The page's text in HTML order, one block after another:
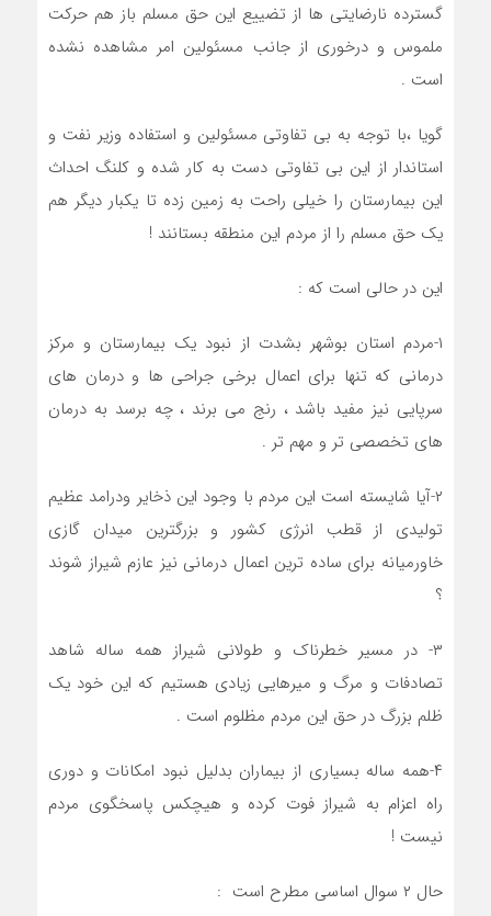
گسترده نارضایتی ها از تضییع این حق مسلم باز هم حرکت
ملموس و درخوری از جانب مسئولین امر مشاهده نشده
است .
گویا ،با توجه به بی تفاوتی مسئولین و استفاده وزیر نفت و
استاندار از این بی تفاوتی دست به کار شده و کلنگ احداث
این بیمارستان را خیلی راحت به زمین زده تا یکبار دیگر هم
یک حق مسلم را از مردم این منطقه بستانند !
این در حالی است که :
۱-مردم استان بوشهر بشدت از نبود یک بیمارستان و مرکز
درمانی که تنها برای اعمال برخی جراحی ها و درمان های
سرپایی نیز مفید باشد ، رنج می برند ، چه برسد به درمان
های تخصصی تر و مهم تر .
۲-آیا شایسته است این مردم با وجود این ذخایر و‌درامد عظیم
تولیدی از قطب انرژی کشور و بزرگترین میدان گازی
خاورمیانه برای ساده ترین اعمال درمانی نیز عازم شیراز شوند
؟
۳- در مسیر خطرناک و طولانی شیراز همه ساله شاهد
تصادفات و مرگ و میرهایی زیادی هستیم که این خود یک
ظلم بزرگ در حق این مردم مظلوم است .
۴-همه ساله بسیاری از بیماران بدلیل نبود امکانات و دوری
راه اعزام به شیراز فوت کرده و هیچکس پاسخگوی مردم
نیست !
حال ۲ سوال اساسی مطرح است :